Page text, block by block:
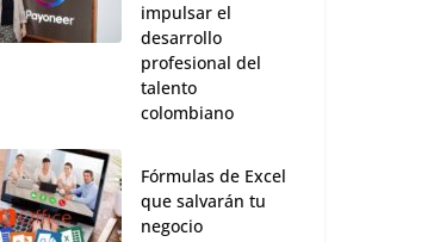
Xiaomi presenta nuevo celular
versión del Redmi Note 9
27 noviembre, 2020 0
impulsar el
desarrollo
profesional del
talento
colombiano
Fórmulas de Excel
que salvarán tu
negocio